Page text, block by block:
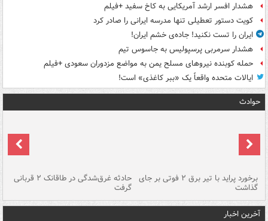
هشدار افسر ارشد آمریکایی به کاخ سفید +فیلم
کویت دستور تعطیلی تنها مدرسه ایرانی را صادر کرد
ایران را تست نکنید! جاده‌ی خشم ایران!
هشدار سرمربی پرسپولیس به جاسوس تیم
حمله کوبنده نیروهای مسلح یمن به مواضع مزدوران سعودی +فیلم
ایالات متحده واقعاً یک «ببر کاغذی» است!
حوادث
برخورد پراید با تیر برق ۲ فوتی بر جای
گذاشت
حادثه غرق‌شدگی در طاقانک ۲ قربانی
گرفت
آخرین اخبار